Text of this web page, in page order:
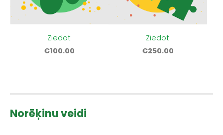
Norēķinu veidi
Ziedot
€100.00
Ziedot
€250.00